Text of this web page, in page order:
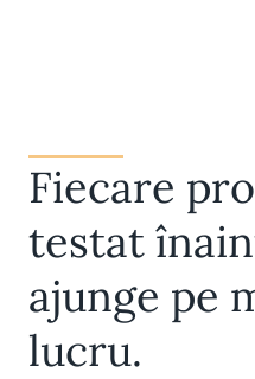
Fiecare
testat
ajunge pe
lucru.